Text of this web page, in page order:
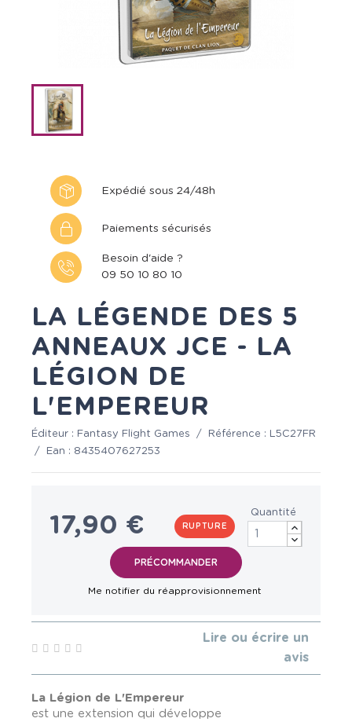
Expédié sous 24/48h
Paiements sécurisés
Besoin d'aide ?
09 50 10 80 10
LA LÉGENDE DES 5
ANNEAUX JCE - LA
LÉGION DE
L'EMPEREUR
Éditeur : Fantasy Flight Games / Référence : L5C27FR
/
Ean : 8435407627253
17,90 € RUPTURE
Quantité
Lire ou écrire un
avis
La Légion de L'Empereur
est une extension qui développe